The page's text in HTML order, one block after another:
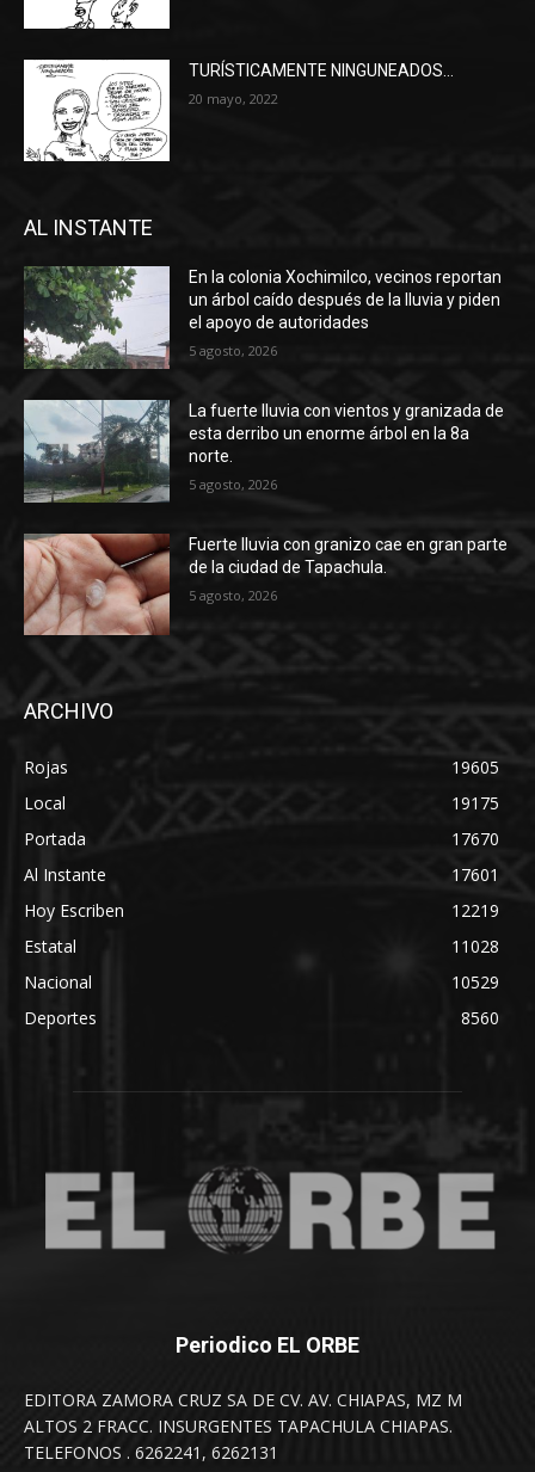
TURÍSTICAMENTE NINGUNEADOS…
20 mayo, 2022
AL INSTANTE
En la colonia Xochimilco, vecinos reportan
un árbol caído después de la lluvia y piden
el apoyo de autoridades
5 agosto, 2026
La fuerte lluvia con vientos y granizada de
esta derribo un enorme árbol en la 8a
norte.
5 agosto, 2026
Fuerte lluvia con granizo cae en gran parte
de la ciudad de Tapachula.
5 agosto, 2026
ARCHIVO
Rojas
19605
Local
19175
Portada
17670
Al Instante
17601
Hoy Escriben
12219
Estatal
11028
Nacional
10529
Deportes
8560
Periodico EL ORBE
EDITORA ZAMORA CRUZ SA DE CV. AV. CHIAPAS, MZ M
ALTOS 2 FRACC. INSURGENTES TAPACHULA CHIAPAS.
TELEFONOS . 6262241, 6262131